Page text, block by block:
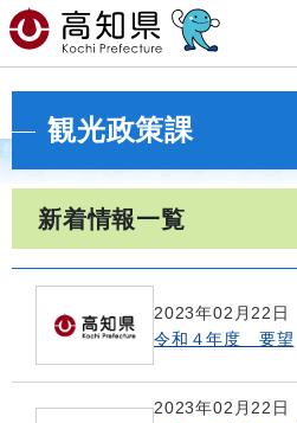
観光政策課
新着情報一覧
2023年02月22日
令和４年度 要望
2023年02月22日